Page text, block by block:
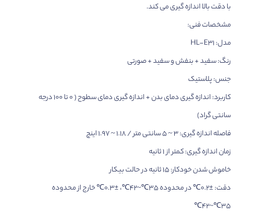
با دقت بالا اندازه گیری می کند.
مشخصات فنی:
مدل: HL-E31
رنگ: سفید + بنفش و سفید + صورتی
جنس: پلاستیک
کاربرد: اندازه گیری دمای بدن + اندازه گیری دمای سطوح ( ۰ تا ۱۰۰ درجه
سانتی گراد)
فاصله اندازه گیری: ۳ ~ ۵ سانتی متر / ۱.۱۸ ~ ۱.۹۷ اینچ
زمان اندازه گیری: کمتر از ۱ ثانیه
خاموش شدن خودکار: ۱۵ ثانیه در حالت بیکار
دقت: ±۰.۲℃ در محدوده ۳۵℃~۴۲℃، ±۰.۳℃ خارج از محدوده
۳۵℃~۴۲℃